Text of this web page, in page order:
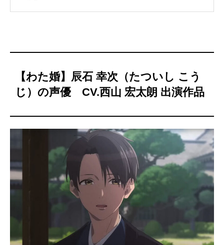
【わた婚】辰石 幸次（たついし こう
じ）の声優 CV.西山 宏太朗 出演作品